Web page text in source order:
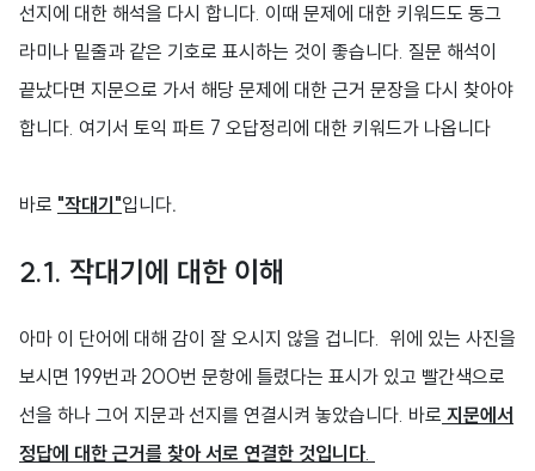
선지에 대한 해석을 다시 합니다. 이때 문제에 대한 키워드도 동그
라미나 밑줄과 같은 기호로 표시하는 것이 좋습니다. 질문 해석이
끝났다면 지문으로 가서 해당 문제에 대한 근거 문장을 다시 찾아야
합니다. 여기서 토익 파트 7 오답정리에 대한 키워드가 나옵니다
바로 "작대기"입니다.
2.1. 작대기에 대한 이해
아마 이 단어에 대해 감이 잘 오시지 않을 겁니다. 위에 있는 사진을
보시면 199번과 200번 문항에 틀렸다는 표시가 있고 빨간색으로
선을 하나 그어 지문과 선지를 연결시켜 놓았습니다. 바로 지문에서
정답에 대한 근거를 찾아 서로 연결한 것입니다.